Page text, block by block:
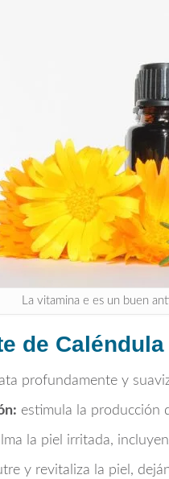
La vitamina e es un buen
de
profundamente y
estimula la producción
la piel irritada,
y revitaliza la piel,